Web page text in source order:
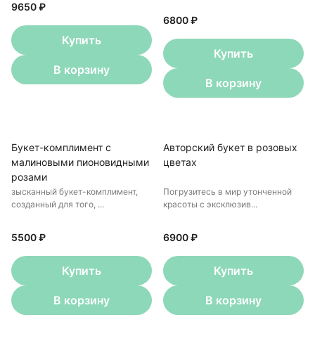
9650 ₽
Купить
В корзину
6800 ₽
Купить
В корзину
Букет-комплимент с
малиновыми пионовидными
розами
зысканный букет-комплимент,
созданный для того, ...
5500 ₽
Купить
В корзину
Авторский букет в розовых
цветах
Погрузитесь в мир утонченной
красоты с эксклюзив...
6900 ₽
Купить
В корзину